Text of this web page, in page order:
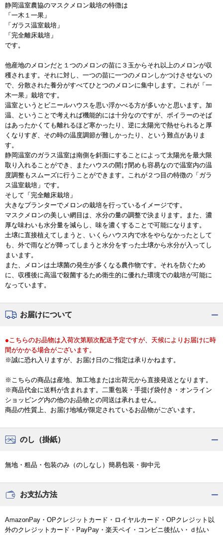
静岡温室農協のマスクメロン栽培の特徴は
「一木１一果」
「ガラス温室栽培」
「完全離床栽培」
です。
他産地のメロンだと１つのメロンの苗に３玉からそれ以上のメロンが収
穫されます。それに対し、一つの苗に一つのメロンしかつけさせないの
で、分散された養分がすべてひとつのメロンに集中します。これが「一
木一果」栽培です。
温室というとビニールハウスを思い浮かべる方が多いかと思います。加
温、ということで考えれば機能的には十分なのですが、ボイラーのそば
はあったかくても離れるほど寒かったり、逆に太陽光で熱せられると厚
くなりすぎ、その時の温度調節が難しかったり、という難点がありま
す。
静岡温室のガラス温室は南側を斜面にすることによって太陽光を最大限
取り入れることができ、またハウスの開け閉めも容易なので温室内の温
度調整もスムーズに行うことができます。これが２つ目の特徴の「ガラ
ス温室栽培」です。
そして「完全離床栽培」
大きなプランターでメロンの栽培を行っているイメージです。
マスクメロンの美しい網目は、水分の量の調整で決まります。また、濃
厚な味わいも水分量を減らし、味を濃くすることで可能になります。
土壌に直接植えてしまうと、いくらハウス内で水をやらなかったとして
も、外で雨などが降ってしまうと水分をすった土壌から水分が入ってし
まいます。
また、メロンは土壌菌の発生が多くなる農作物です。それを防ぐため
に、収穫後に高温で殺菌するため衛生的に優れた環境での栽培が可能に
なっています。
お届けについて
●こちらのお品物は入荷次第順次配送予定ですが、天候によりお届けに時
間がかかる場合がございます。
※誠に恐れ入りますが、お届け日のご指定は承りかねます。
※こちらの商品は産地、加工地または出荷元から直接発送となります。
※商品代金に送料が含まれます。二重包装・手提げ袋付き・オンライン
ショッピング内の他のお品物との同送は承れません。
商品の性質上、お届け地域が限定されているお品物がございます。
のし（掛紙）
無地・粗品・包装のみ（のしなし）簡易包装・御中元
お支払方法
AmazonPay・OPクレジットカード・ロイヤルカード・OPクレジット以
外のクレジットカード・PayPay・楽天ペイ・コンビニ後払い・ｄ払い